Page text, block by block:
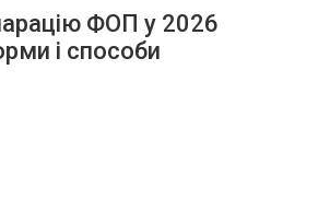
ФОП у 2026
і способи